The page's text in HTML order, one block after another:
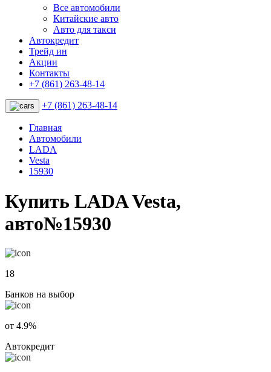
Все автомобили
Китайские авто
Авто для такси
Автокредит
Трейд ин
Акции
Контакты
+7 (861) 263-48-14
+7 (861) 263-48-14
Главная
Автомобили
LADA
Vesta
15930
Купить LADA Vesta,
авто№15930
18
Банков на выбор
от 4.9%
Автокредит